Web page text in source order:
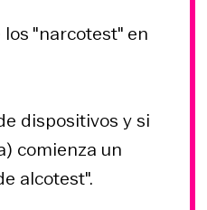
"narcotest" en
dispositivos y si
comienza un
alcotest".